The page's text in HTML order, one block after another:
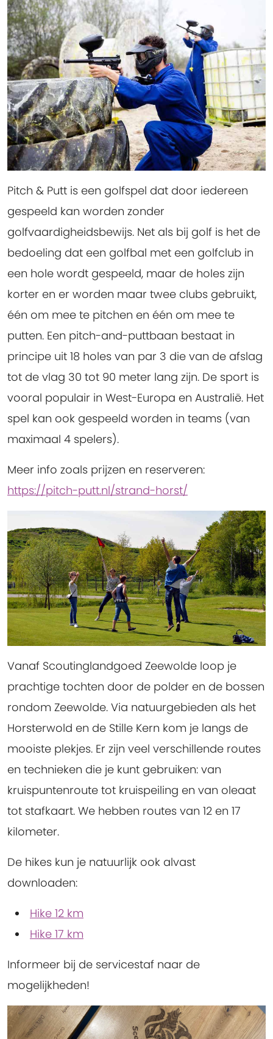
Pitch & Putt is een golfspel dat door iedereen
gespeeld kan worden zonder
golfvaardigheidsbewijs. Net als bij golf is het de
bedoeling dat een golfbal met een golfclub in
een hole wordt gespeeld, maar de holes zijn
korter en er worden maar twee clubs gebruikt,
één om mee te pitchen en één om mee te
putten. Een pitch-and-puttbaan bestaat in
principe uit 18 holes van par 3 die van de afslag
tot de vlag 30 tot 90 meter lang zijn. De sport is
vooral populair in West-Europa en Australië. Het
spel kan ook gespeeld worden in teams (van
maximaal 4 spelers).
Meer info zoals prijzen en reserveren:
https://pitch-putt.nl/strand-horst/
Vanaf Scoutinglandgoed Zeewolde loop je
prachtige tochten door de polder en de bossen
rondom Zeewolde. Via natuurgebieden als het
Horsterwold en de Stille Kern kom je langs de
mooiste plekjes. Er zijn veel verschillende routes
en technieken die je kunt gebruiken: van
kruispuntenroute tot kruispeiling en van oleaat
tot stafkaart. We hebben routes van 12 en 17
kilometer.
De hikes kun je natuurlijk ook alvast
downloaden:
Hike 12 km
Hike 17 km
Informeer bij de servicestaf naar de
mogelijkheden!